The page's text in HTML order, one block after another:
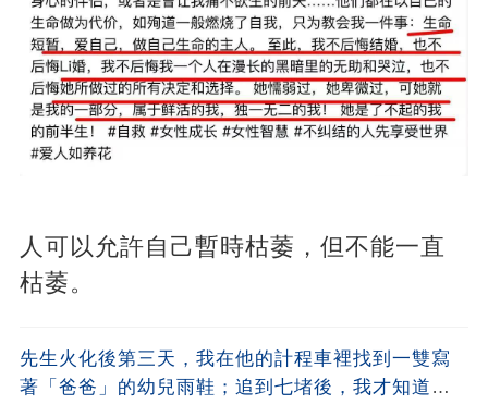
人可以允許自己暫時枯萎，但不能一直
枯萎。
先生火化後第三天，我在他的計程車裡找到一雙寫
著「爸爸」的幼兒雨鞋；追到七堵後，我才知道他